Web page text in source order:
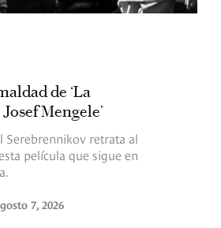
de ‘La
Mengele’
Serebrennikov retrata al
película que sigue en
7, 2026